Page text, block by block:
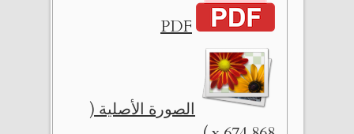
PDF
الصورة الأصلية (